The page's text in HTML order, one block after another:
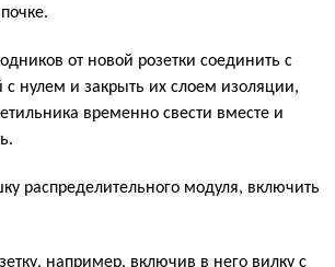
от новой розетки соединить с
с нулем и закрыть их слоем изоляции,
временно свести вместе и
распределительного модуля, включить
например, включив в него вилку с